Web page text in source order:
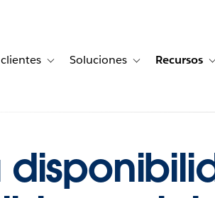
for ProductosToggle sub-navigation for Historias de
Soluciones Toggle sub-
Recursos